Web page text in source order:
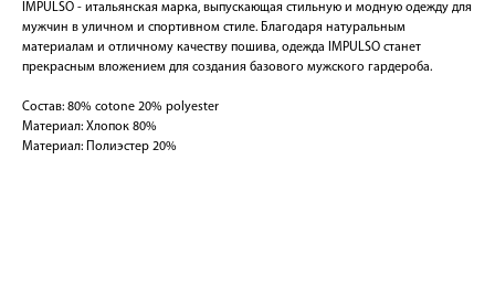
IMPULSO - итальянская марка, выпускающая стильную и модную одежду для
мужчин в уличном и спортивном стиле. Благодаря натуральным
материалам и отличному качеству пошива, одежда IMPULSO станет
прекрасным вложением для создания базового мужского гардероба.
Состав: 80% cotone 20% polyester
Материал: Хлопок 80%
Материал: Полиэстер 20%